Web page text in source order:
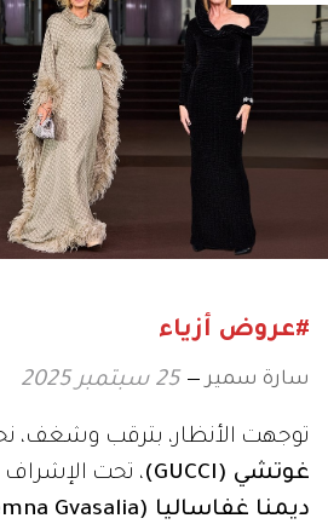
#عروض أزياء
سارة سمير 25 سبتمبر 2025
توجهت الأنظار، بترقب وشغف،
غوتشي (GUCCI)
، تحت
ديمنا غفاساليا (Demna Gvasalia)